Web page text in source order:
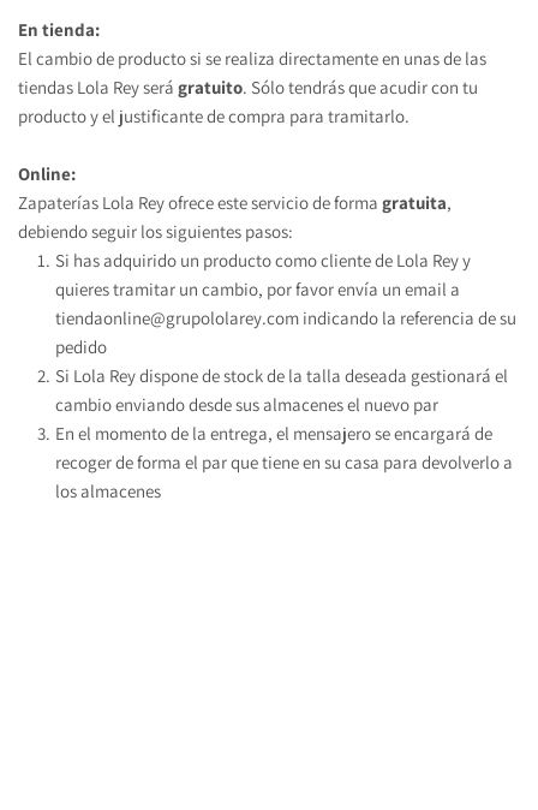
En tienda:
El cambio de producto si se realiza directamente en unas de las
tiendas Lola Reyserá gratuito. Sólo tendrás que acudir con tu
producto y el justificante de compra para tramitarlo.
Online:
Zapaterías Lola Rey ofrece este servicio de forma gratuita,
debiendo seguir los siguientes pasos:
Si has adquirido un producto como cliente de Lola Rey y
tiendaonline@grupololarey.com indicando la referencia de su
pedido
Si Lola Rey dispone de stock de la talla deseada gestionará el
cambio enviando desde sus almacenes el nuevo par
En el momento de la entrega, el mensajero se encargará de
recoger de forma el par que tiene en su casa para devolverlo a
los almacenes